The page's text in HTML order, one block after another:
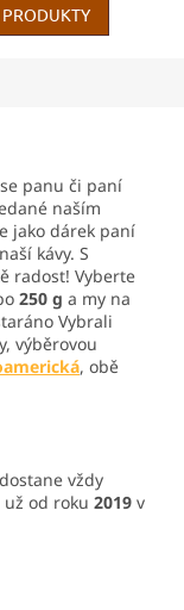
panu či paní
naším
jako dárek paní
kávy. S
radost! Vyberte
250 g a my na
Vybrali
výběrovou
, obě
vždy
už od roku 2019 v